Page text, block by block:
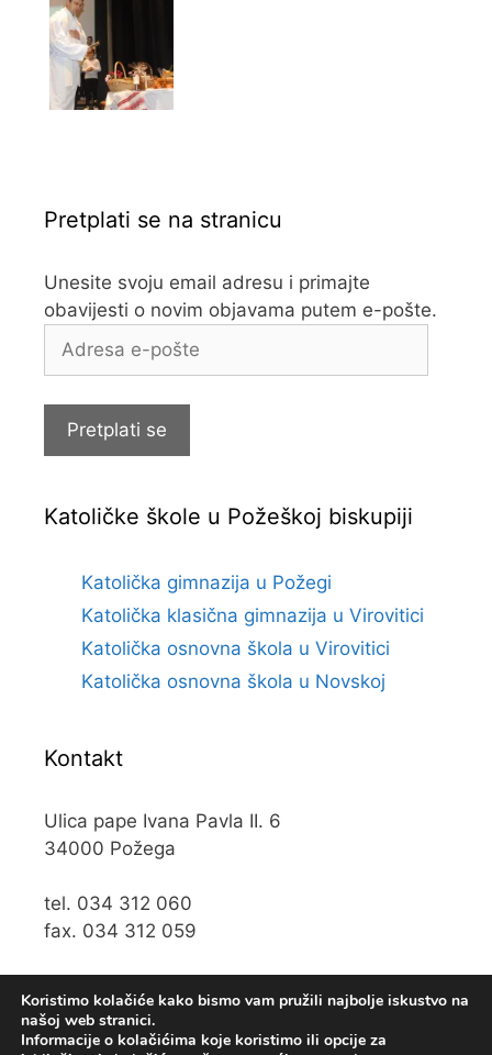
Pretplati se na stranicu
Unesite svoju email adresu i primajte
obavijesti o novim objavama putem e-pošte.
Adresa
Pretplati se
Katoličke škole u Požeškoj biskupiji
Katolička gimnazija u Požegi
Katolička klasična gimnazija u Virovitici
Katolička osnovna škola u Virovitici
Katolička osnovna škola u Novskoj
Kontakt
Ulica pape Ivana Pavla II. 6
34000 Požega
tel. 034 312 060
fax. 034 312 059
Koristimo kolačiće kako bismo vam pružili najbolje iskustvo na
našoj web stranici.
Informacije o kolačićima koje koristimo ili opcije za